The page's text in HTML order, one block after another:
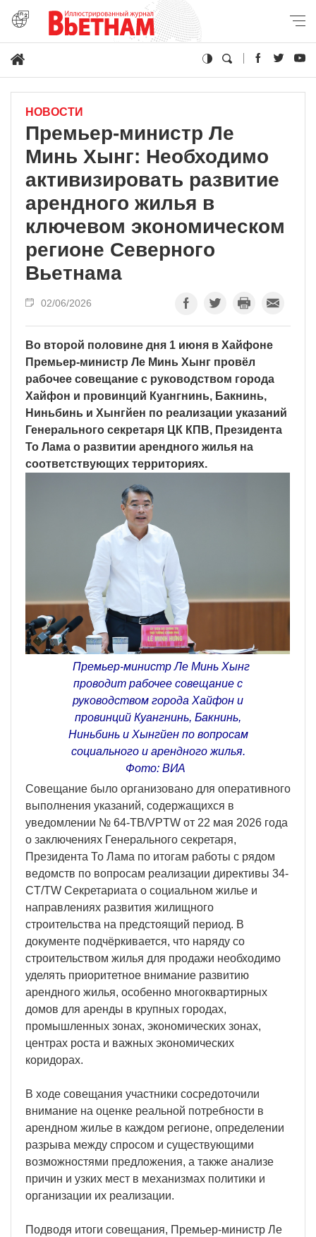
НОВОСТИ
Премьер-министр Ле
Минь Хынг: Необходимо
активизировать развитие
арендного жилья в
ключевом экономическом
регионе Северного
Вьетнама
02/06/2026
Во второй половине дня 1 июня в Хайфоне
Премьер-министр Ле Минь Хынг провёл
рабочее совещание с руководством города
Хайфон и провинций Куангнинь, Бакнинь,
Ниньбинь и Хынгйен по реализации указаний
Генерального секретаря ЦК КПВ, Президента
То Лама о развитии арендного жилья на
соответствующих территориях.
Премьер-министр Ле Минь Хынг
проводит рабочее совещание с
руководством города Хайфон и
провинций Куангнинь, Бакнинь,
Ниньбинь и Хынгйен по вопросам
социального и арендного жилья.
Фото: ВИА
Совещание было организовано для оперативного
выполнения указаний, содержащихся в
уведомлении № 64-TB/VPTW от 22 мая 2026 года
о заключениях Генерального секретаря,
Президента То Лама по итогам работы с рядом
ведомств по вопросам реализации директивы 34-
CT/TW Секретариата о социальном жилье и
направлениях развития жилищного
строительства на предстоящий период. В
документе подчёркивается, что наряду со
строительством жилья для продажи необходимо
уделять приоритетное внимание развитию
арендного жилья, особенно многоквартирных
домов для аренды в крупных городах,
промышленных зонах, экономических зонах,
центрах роста и важных экономических
коридорах.
В ходе совещания участники сосредоточили
внимание на оценке реальной потребности в
арендном жилье в каждом регионе, определении
разрыва между спросом и существующими
возможностями предложения, а также анализе
причин и узких мест в механизмах политики и
организации их реализации.
Подводя итоги совещания, Премьер-министр Ле